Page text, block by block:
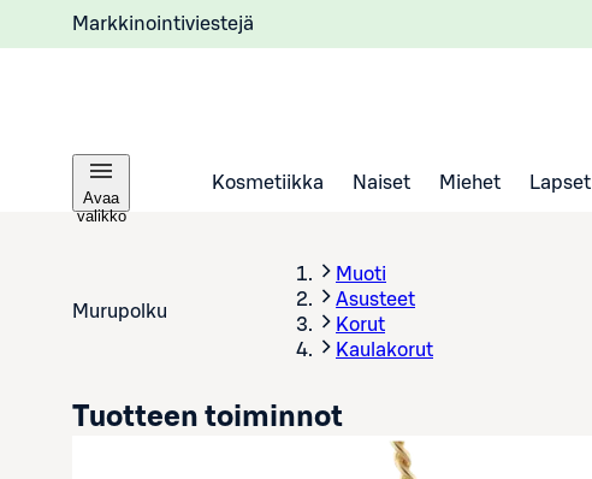
Markkinointiviestejä
Avaa
valikko
Kosmetiikka Naiset Miehet Lapset
Murupolku
Muoti
Asusteet
Korut
Kaulakorut
Tuotteen toiminnot